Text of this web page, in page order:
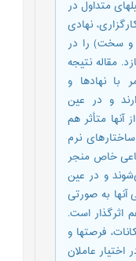
متداول در
نهادی
سخت) را در
مقاله نتیجه
با نهادها و
و در عین
آنها متأثر هم
نرم
خاص منجر
و در عین
به صورتی
است.
فرصت­ها و
عاملان